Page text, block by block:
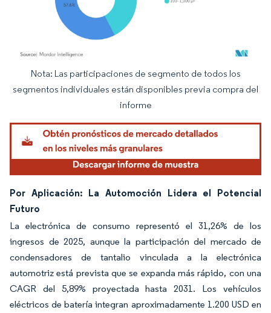
Imagen © Mordor Intelligence. El uso requiere atribución según CC BY 4.0.
Nota: Las participaciones de segmento de todos los
segmentos individuales están disponibles previa compra del
informe
Por Aplicación: La Automoción Lidera el Potencial
Futuro
La electrónica de consumo representó el 31,26% de los
ingresos de 2025, aunque la participación del mercado de
condensadores de tantalio vinculada a la electrónica
automotriz está prevista que se expanda más rápido, con una
CAGR del 5,89% proyectada hasta 2031. Los vehículos
eléctricos de batería integran aproximadamente 1.200 USD en